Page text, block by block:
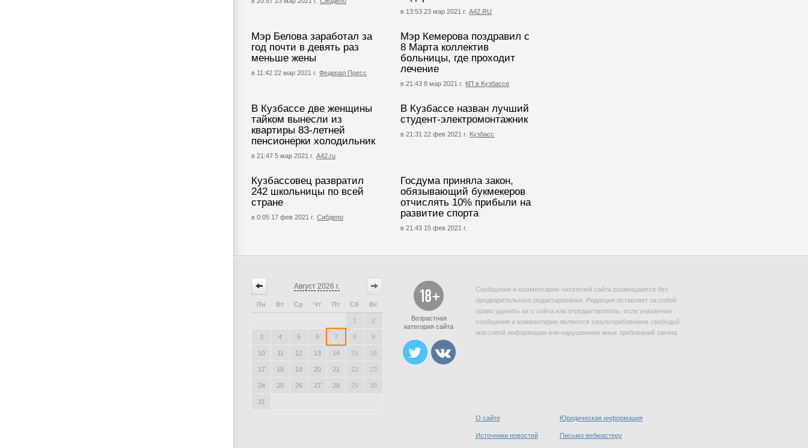
в 13:53 23 мар 2021 г. А42.RU
Мэр Белова заработал за
год почти в девять раз
меньше жены
в 11:42 22 мар 2021 г. Федерал Пресс
Мэр Кемерова поздравил с
8 Марта коллектив
больницы, где проходит
лечение
в 21:43 8 мар 2021 г. КП в Кузбассе
В Кузбассе две женщины
тайком вынесли из
квартиры 83-летней
пенсионерки холодильник
в 21:47 5 мар 2021 г. А42.ru
В Кузбассе назван лучший
студент-электромонтажник
в 21:31 22 фев 2021 г. Кузбасс
Кузбассовец развратил
242 школьницы по всей
стране
в 0:05 17 фев 2021 г. Сибдепо
Госдума приняла закон,
обязывающий букмекеров
отчислять 10% прибыли на
развитие спорта
в 21:43 15 фев 2021 г.
Август 2026 г.
Пн Вт Ср Чт Пт Сб Вс
1 2
3 4 5 6 7 8 9
10 11 12 13 14 15 16
17 18 19 20 21 22 23
24 25 26 27 28 29 30
31
Возрастная
категория сайта
Сообщения и комментарии читателей сайта размещаются без
предварительного редактирования. Редакция оставляет за собой
право удалить их с сайта или отредактировать, если указанные
сообщения и комментарии являются злоупотреблением свободой
массовой информации или нарушением иных требований закона.
О сайте Юридическая информация
Источники новостей Письмо вебмастеру